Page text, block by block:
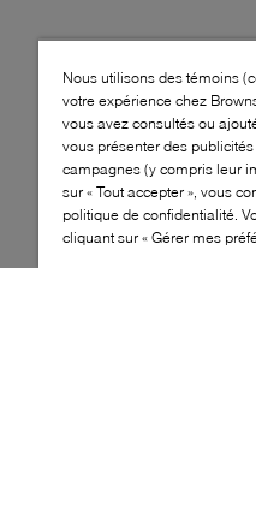
Nous utilisons des témoins
votre expérience chez
vous avez consultés ou
vous présenter des
campagnes (y compris leur
sur « Tout accepter », vous
politique de confidentialité.
cliquant sur « Gérer mes